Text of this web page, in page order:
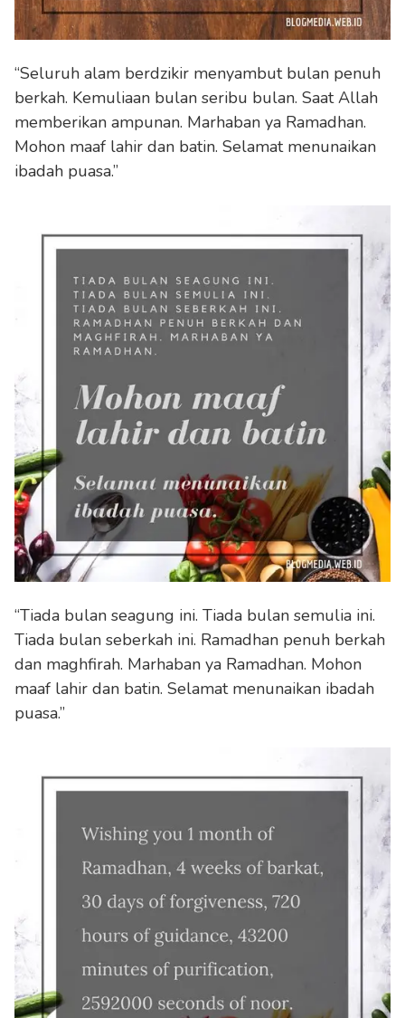
“Seluruh alam berdzikir menyambut bulan penuh
berkah. Kemuliaan bulan seribu bulan. Saat Allah
memberikan ampunan. Marhaban ya Ramadhan.
Mohon maaf lahir dan batin. Selamat menunaikan
ibadah puasa.”
“Tiada bulan seagung ini. Tiada bulan semulia ini.
Tiada bulan seberkah ini. Ramadhan penuh berkah
dan maghfirah. Marhaban ya Ramadhan. Mohon
maaf lahir dan batin. Selamat menunaikan ibadah
puasa.”